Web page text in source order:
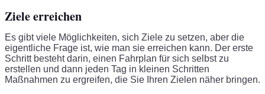
Ziele erreichen
Es gibt viele Möglichkeiten, sich Ziele zu setzen, aber die
eigentliche Frage ist, wie man sie erreichen kann. Der erste
Schritt besteht darin, einen Fahrplan für sich selbst zu
erstellen und dann jeden Tag in kleinen Schritten
Maßnahmen zu ergreifen, die Sie Ihren Zielen näher bringen.